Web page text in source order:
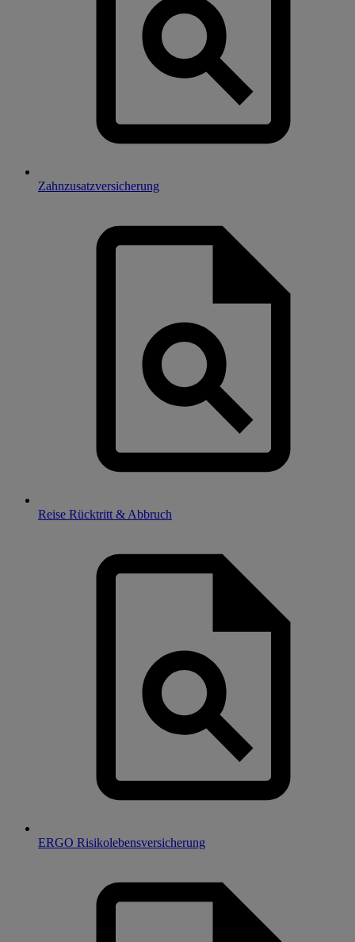
Zahnzusatzversicherung
Reise Rücktritt & Abbruch
ERGO Risikolebensversicherung